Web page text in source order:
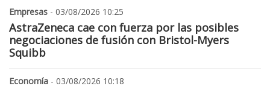
Empresas - 03/08/2026 10:25
AstraZeneca cae con fuerza por las posibles
negociaciones de fusión con Bristol-Myers
Squibb
Economía - 03/08/2026 10:18